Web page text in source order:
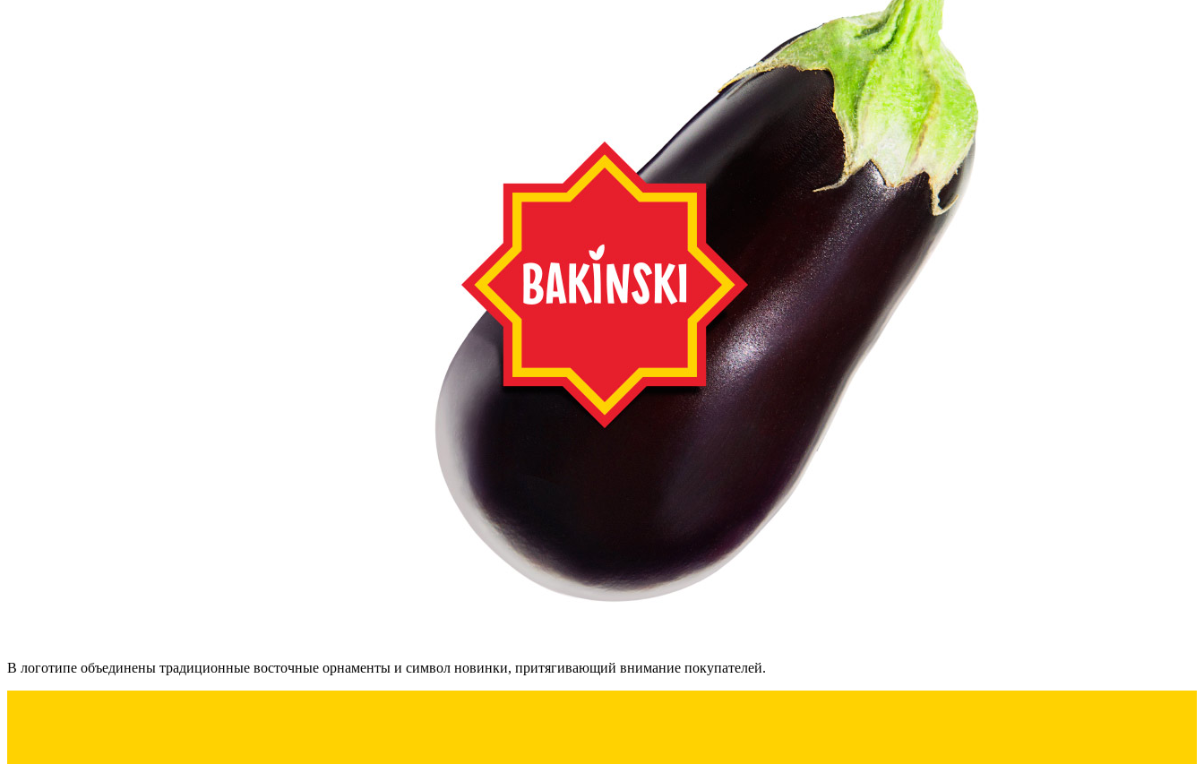
В логотипе объединены традиционные восточные орнаменты и символ новинки, притягивающий внимание покупателей.